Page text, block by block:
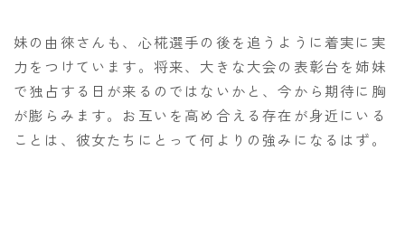
妹の由徠さんも、心椛選手の後を追うように着実に実
力をつけています。将来、大きな大会の表彰台を姉妹
で独占する日が来るのではないかと、今から期待に胸
が膨らみます。お互いを高め合える存在が身近にいる
ことは、彼女たちにとって何よりの強みになるはず。